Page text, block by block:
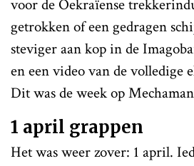
voor de Oekraïense
getrokken of een gedragen
steviger aan kop in de
en een video van de volledige
Dit was de week op
1 april grappen
Het was weer zover: 1 april.